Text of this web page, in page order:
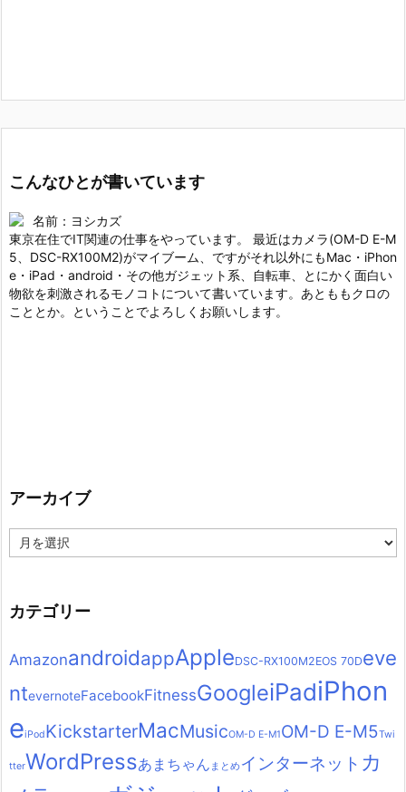
こんなひとが書いています
名前：ヨシカズ
東京在住でIT関連の仕事をやっています。 最近はカメラ(OM-D E-M
5、DSC-RX100M2)がマイブーム、ですがそれ以外にもMac・iPhon
e・iPad・android・その他ガジェット系、自転車、とにかく面白い
物欲を刺激されるモノコトについて書いています。あとももクロの
こととか。ということでよろしくお願いします。
アーカイブ
ー
ブ
カテゴリー
AmazonandroidappAppleDSC-RX100M2EOS 70Deve
ntevernoteFacebookFitnessGoogleiPadiPhon
eiPodKickstarterMacMusicOM-D E-M1OM-D E-M5Twi
tterWordPressあまちゃん まとめインターネット カ